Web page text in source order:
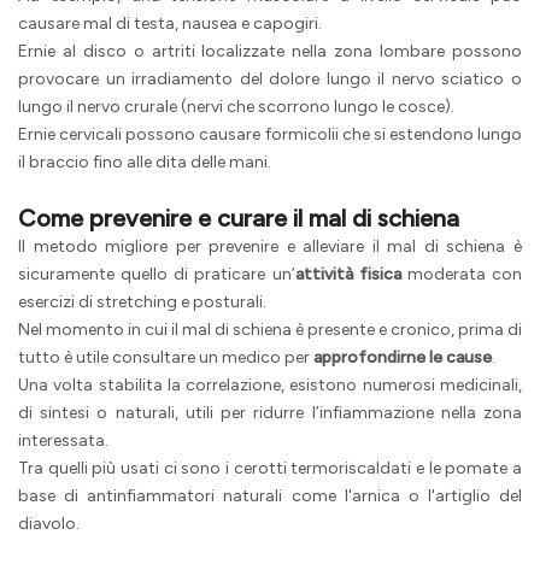
causare mal di testa, nausea e capogiri.
Ernie al disco o artriti localizzate nella zona lombare possono
provocare un irradiamento del dolore lungo il nervo sciatico o
lungo il nervo crurale (nervi che scorrono lungo le cosce).
Ernie cervicali possono causare formicolii che si estendono lungo
il braccio fino alle dita delle mani.
Come prevenire e curare il mal di schiena
Il metodo migliore per prevenire e alleviare il mal di schiena è
sicuramente quello di praticare un’attività fisicamoderata con
esercizi di stretching e posturali.
Nel momento in cui il mal di schiena è presente e cronico, prima di
tutto è utile consultare un medico perapprofondirne le cause.
Una volta stabilita la correlazione, esistono numerosi medicinali,
di sintesi o naturali, utili per ridurre l’infiammazione nella zona
interessata.
Tra quelli più usati ci sono i cerotti termoriscaldati e le pomate a
base di antinfiammatori naturali come l'arnica o l'artiglio del
diavolo.